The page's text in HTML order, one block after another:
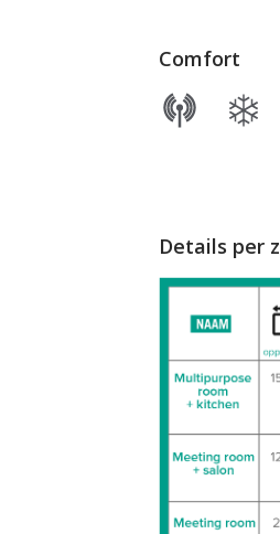
Comfort
Details per